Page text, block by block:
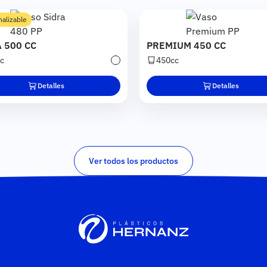
Imagen
500 CC
Transparente
Detalles
Imagen
PREMIUM 450 CC
450cc
Detalles
Ver todos los productos